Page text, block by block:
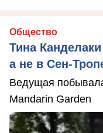
Общество
Тина
а не в Сен-
Ведущая
Mandarin Garden